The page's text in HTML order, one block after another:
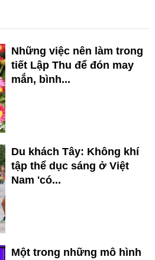
Những việc nên làm trong
tiết Lập Thu để đón may
mắn, bình...
Du khách Tây: Không khí
tập thể dục sáng ở Việt
Nam 'có...
Một trong những mô hình